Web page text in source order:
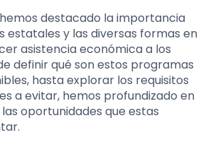
destacado la importancia
estatales y las diversas formas en
asistencia económica a los
definir qué son estos programas
hasta explorar los requisitos
a evitar, hemos profundizado en
oportunidades que estas